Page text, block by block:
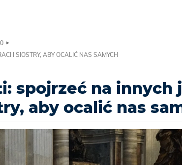
I SIOSTRY, ABY OCALIĆ NAS SAMYCH
spojrzeć na innych
aby ocalić nas